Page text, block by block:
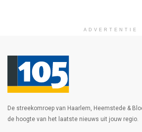
ADVERTENTIE
De streekomroep van Haarlem, Heemstede &
de hoogte van het laatste nieuws uit jouw regio.